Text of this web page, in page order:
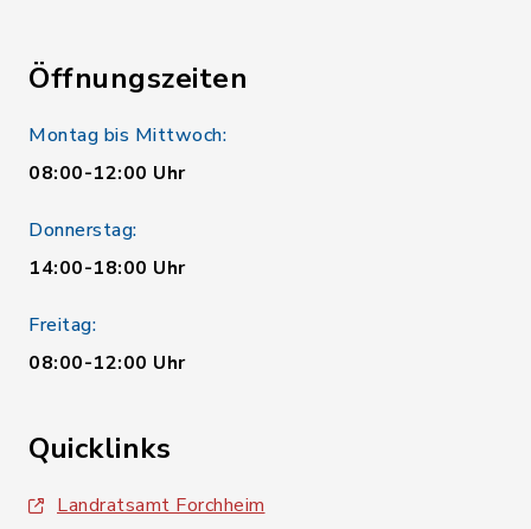
Öffnungszeiten
Montag bis Mittwoch:
08:00-12:00 Uhr
Donnerstag:
14:00-18:00 Uhr
Freitag:
08:00-12:00 Uhr
Quicklinks
Landratsamt Forchheim